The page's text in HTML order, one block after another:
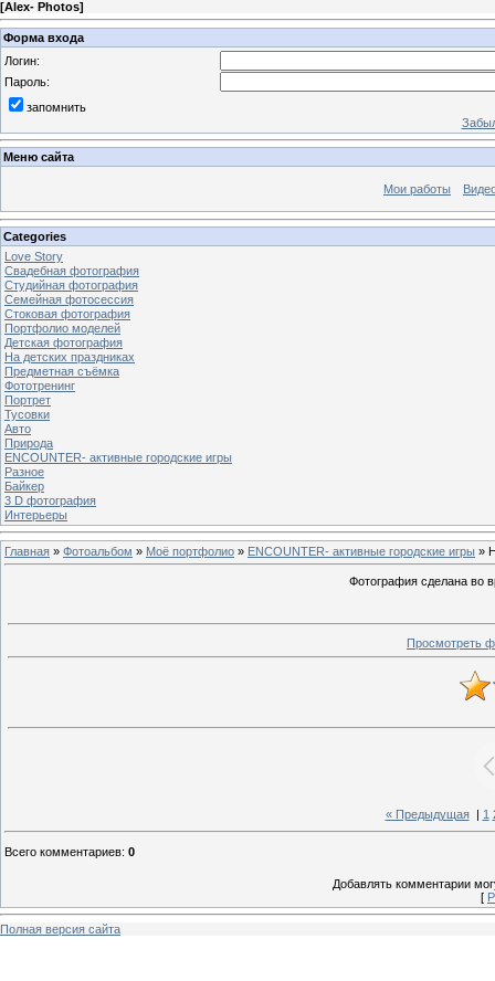
[Alex- Photos]
Форма входа
Логин:
Пароль:
запомнить
Меню сайта
Мои работы
Categories
Love Story
Свадебная фотография
Студийная фотография
Семейная фотосессия
Стоковая фотография
Портфолио моделей
Детская фотография
На детских праздниках
Предметная съёмка
Фототренинг
Портрет
Тусовки
Авто
Природа
ENCOUNTER- активные городские игры
Разное
Байкер
3 D фотография
Интерьеры
Главная » Фотоальбом » Моё портфолио » ENCOUNTER- активные городские игры »
Фотография сделана во
Просмотреть
« Предыдущая| 1
Всего комментариев: 0
Добавлять комментарии
[
Полная версия сайта